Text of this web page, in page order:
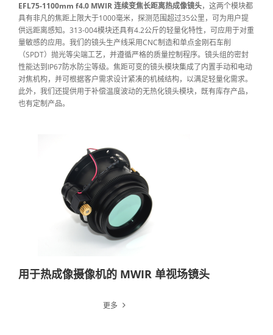
EFL75-1100mm f4.0 MWIR 连续变焦长距离热成像镜头，这两个模块都
具有非凡的焦距上限大于1000毫米，探测范围超过35公里，可为用户提
供远距离感知。313-004模块还具有4.2公斤的轻量化特性，可应用于对重
量敏感的应用。我们的镜头生产线采用CNC制造和单点金刚石车削
（SPDT）抛光等尖端工艺，并遵循严格的质量控制程序。镜头组的密封
性能达到IP67防水防尘等级。焦距可变的镜头模块集成了内置手动和电动
对焦机构，并可根据客户需求设计紧凑的机械结构，以满足轻量化需求。
此外，我们还提供用于补偿温度波动的无热化镜头模块，既有库存产品，
也有定制产品。
用于热成像摄像机的 MWIR 单视场镜头
更多